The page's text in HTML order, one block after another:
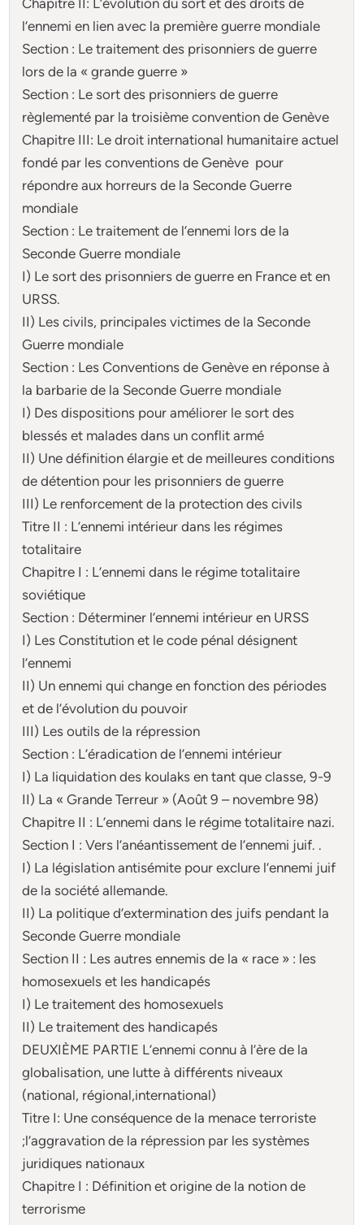
l’ennemi en lien avec la première guerre mondiale
Section : Le traitement des prisonniers de guerre
lors de la « grande guerre »
Section : Le sort des prisonniers de guerre
règlementé par la troisième convention de Genève
Chapitre III: Le droit international humanitaire actuel
fondé par les conventions de Genève pour
répondre aux horreurs de la Seconde Guerre
mondiale
Section : Le traitement de l’ennemi lors de la
Seconde Guerre mondiale
I) Le sort des prisonniers de guerre en France et en
URSS.
II) Les civils, principales victimes de la Seconde
Guerre mondiale
Section : Les Conventions de Genève en réponse à
la barbarie de la Seconde Guerre mondiale
I) Des dispositions pour améliorer le sort des
blessés et malades dans un conflit armé
II) Une définition élargie et de meilleures conditions
de détention pour les prisonniers de guerre
III) Le renforcement de la protection des civils
Titre II : L’ennemi intérieur dans les régimes
totalitaire
Chapitre I : L’ennemi dans le régime totalitaire
soviétique
Section : Déterminer l’ennemi intérieur en URSS
I) Les Constitution et le code pénal désignent
l’ennemi
II) Un ennemi qui change en fonction des périodes
et de l’évolution du pouvoir
III) Les outils de la répression
Section : L’éradication de l’ennemi intérieur
I) La liquidation des koulaks en tant que classe, 9-9
II) La « Grande Terreur » (Août 9 – novembre 98)
Chapitre II : L’ennemi dans le régime totalitaire nazi.
Section I : Vers l’anéantissement de l’ennemi juif. .
I) La législation antisémite pour exclure l’ennemi juif
de la société allemande.
II) La politique d’extermination des juifs pendant la
Seconde Guerre mondiale
Section II : Les autres ennemis de la « race » : les
homosexuels et les handicapés
I) Le traitement des homosexuels
II) Le traitement des handicapés
DEUXIÈME PARTIE L’ennemi connu à l’ère de la
globalisation, une lutte à différents niveaux
(national, régional,international)
Titre I: Une conséquence de la menace terroriste
;l’aggravation de la répression par les systèmes
juridiques nationaux
Chapitre I : Définition et origine de la notion de
terrorisme